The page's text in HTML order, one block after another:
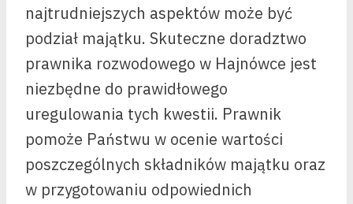
najtrudniejszych aspektów może być
podział majątku. Skuteczne doradztwo
prawnika rozwodowego w Hajnówce jest
niezbędne do prawidłowego
uregulowania tych kwestii. Prawnik
pomoże Państwu w ocenie wartości
poszczególnych składników majątku oraz
w przygotowaniu odpowiednich